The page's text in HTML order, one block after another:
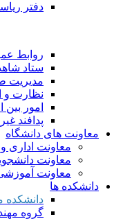
دفتر
روابط
ستاد
مدیریت
نظارت و
امور بین
پدافند
معاونت های دانشگاه
معاونت اداری و
معاونت
معاونت
دانشکده ها
دانشکده
گروه